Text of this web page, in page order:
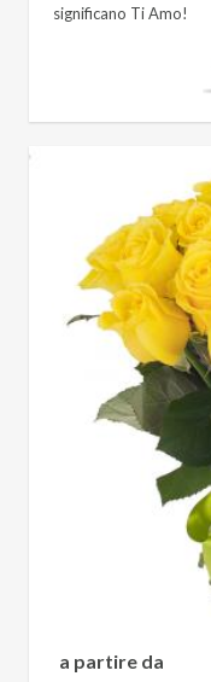
significano Ti Amo!
a partire da